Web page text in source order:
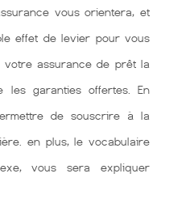
vous orientera, et
effet de levier pour vous
assurance de prêt la
les garanties offertes. En
de souscrire à la
en plus, le vocabulaire
vous sera expliquer